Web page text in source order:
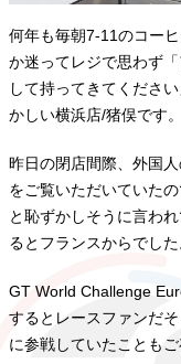
何年も毎朝7-11のコー
か迷ってレジで思わず
して持ってきてくださ
かしい横浜店/猪俣です。
昨日の閉店間際、外国
をご覧いただいていた
と恥ずかしそうに言わ
るとフランスからでした
GT World Challenge
するとレースファンだ
に参戦していたことも